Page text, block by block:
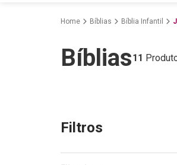
Bíblias Bíblia Infantil
Bíblias11
Filtros